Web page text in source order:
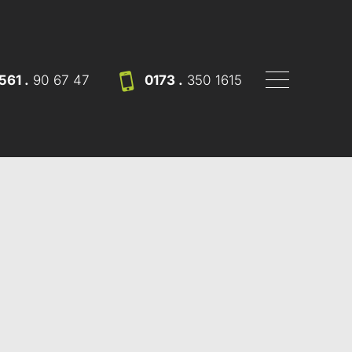
. 90 67 47 0173 . 350 1615